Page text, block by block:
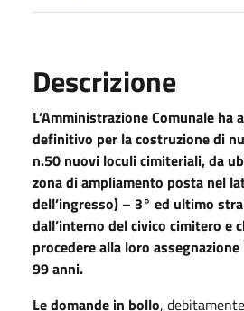
Descrizione
L’Amministrazione Comunale
definitivo per la costruzione di
n.50 nuovi loculi cimiteriali, da
zona di ampliamento posta nel
dell’ingresso) – 3° ed ultimo
dall’interno del civico cimitero e
procedere alla loro
99 anni.
Le domande in bollo,